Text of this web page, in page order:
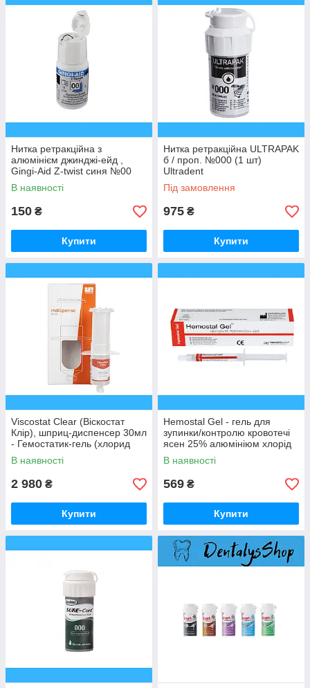
Нитка ретракційна з
алюмінієм джинджі-ейд ,
Gingi-Aid Z-twist синя №00
В наявності
150 ₴
Купити
Нитка ретракційна ULTRAPAK
б / проп. №000 (1 шт)
Ultradent
Під замовлення
975 ₴
Купити
Viscostat Clear (Віскостат
Клір), шприц-диспенсер 30мл
- Гемостатик-гель (хлорид
алюмінію 25%) (Ultradent/
Ультрадент) Детал
В наявності
2 980 ₴
Купити
Hemostal Gel - гель для
зупинки/контролю кровотечі
ясен 25% алюмініюм хлорід
3г
В наявності
569 ₴
Купити